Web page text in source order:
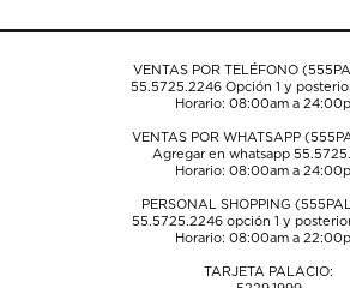
envío.envío.envío.envío.envío.
VENTAS POR TELÉFONO
55.5725.2246Opción 1 y
Horario: 08:00am a
VENTAS POR WHATSAPP
Agregar en whatsapp
Horario: 08:00am a
PERSONAL SHOPPING
55.5725.2246opción 1 y
Horario: 08:00am a
TARJETA PALACIO: